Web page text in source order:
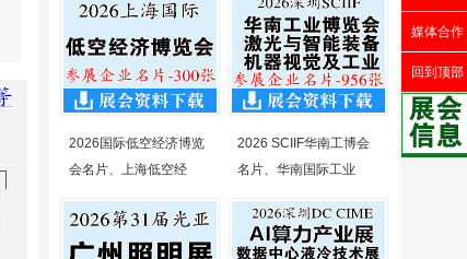
2026国际低空经济博览
会名片、上海低空经
2026 SCIIF华南工博会
名片、华南国际工业
媒体合作
回到顶部